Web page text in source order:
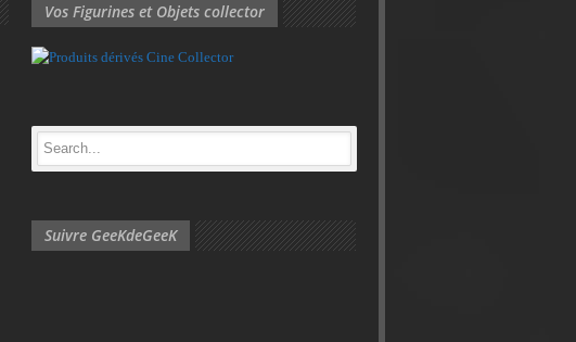
Vos Figurines et Objets collector
Suivre GeeKdeGeeK